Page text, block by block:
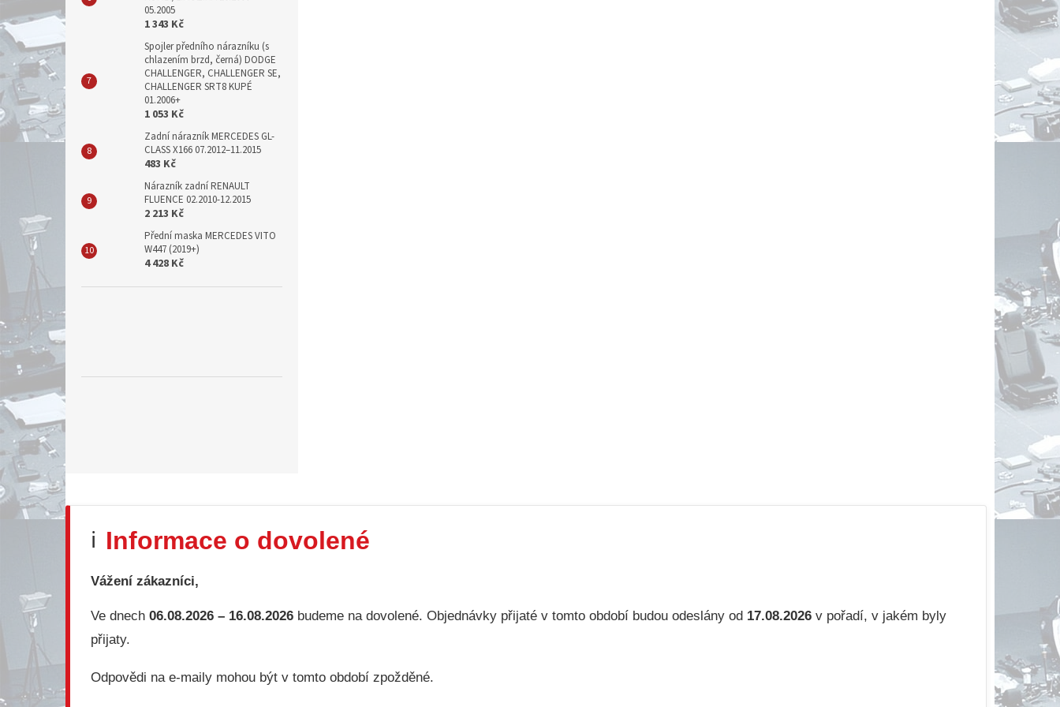
05.2005
1 343 Kč
Spojler předního nárazníku (s
chlazením brzd, černá) DODGE
CHALLENGER, CHALLENGER SE,
CHALLENGER SRT8 KUPÉ
01.2006+
1 053 Kč
Zadní nárazník MERCEDES GL-
CLASS X166 07.2012–11.2015
483 Kč
Nárazník zadní RENAULT
FLUENCE 02.2010-12.2015
2 213 Kč
Přední maska MERCEDES VITO
W447 (2019+)
4 428 Kč
ℹ️ Informace o dovolené
Vážení zákazníci,
Ve dnech 06.08.2026 – 16.08.2026 budeme na dovolené. Objednávky přijaté v tomto období budou odeslány od 17.08.2026 v pořadí, v jakém byly
přijaty.
Odpovědi na e-maily mohou být v tomto období zpožděné.